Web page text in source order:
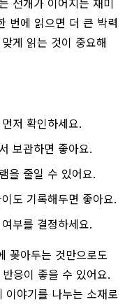
전개가 이어지는 재미
번에 읽으면 더 큰 박력
게 읽는 것이 중요해
저 확인하세요.
보관하면 좋아요.
을 줄일 수 있어요.
도 기록해두면 좋아요.
부를 결정하세요.
꽂아두는 것만으로도
응이 좋을 수 있어요.
이야기를 나누는 소재로